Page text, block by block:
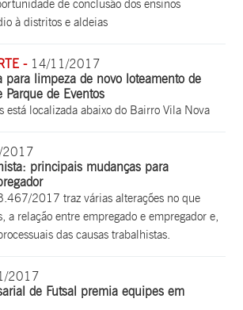
de conclusão dos ensinos
à distritos e aldeias
- 14/11/2017
para limpeza de novo loteamento de
de Eventos
está localizada abaixo do Bairro Vila Nova
2017
principais mudanças para
2017 traz várias alterações no que
a relação entre empregado e empregador e,
das causas trabalhistas.
2017
de Futsal premia equipes em